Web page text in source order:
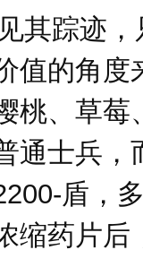
其踪迹，
值的角
桃、草
通士兵，
盾，
缩药片